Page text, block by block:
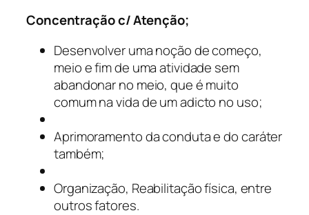
Concentração c/ Atenção;
Desenvolver uma noção de começo,
meio e fim de uma atividade sem
abandonar no meio, que é muito
comum na vida de um adicto no uso;
Aprimoramento da conduta e do caráter
também;
Organização, Reabilitação física, entre
outros fatores.